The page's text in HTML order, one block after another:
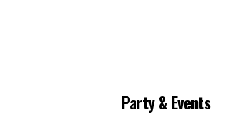
Party & Events